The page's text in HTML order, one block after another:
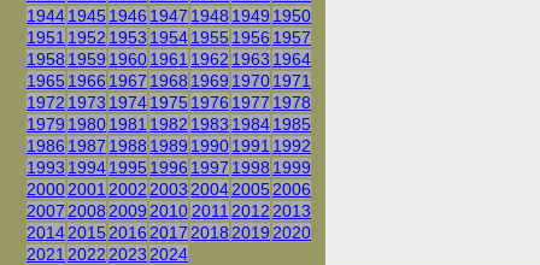
19441945 1946 1947 1948 1949 1950
1951 1952 1953 19541955 1956 1957
1958 1959 19601961 1962 1963 1964
1965 1966 1967 1968 1969 19701971
1972 1973 19741975 1976 1977 1978
1979 19801981 1982 1983 19841985
1986 1987 1988 1989 19901991 1992
1993 19941995 1996 1997 1998 1999
20002001 2002 2003 20042005 2006
2007 2008 2009 2010 2011 2012 2013
20142015 2016 2017 2018 2019 2020
2021 2022 2023 2024